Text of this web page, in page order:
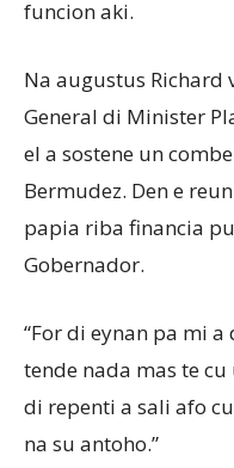
funcion aki.
Na augustus Richard
General di Minister
el a sostene un
Bermudez. Den e
papia riba financia
Gobernador.
“For di eynan pa mi
tende nada mas te
di repenti a sali afo
na su antoho.”